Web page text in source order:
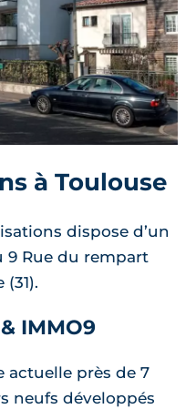
à Toulouse
dispose d’un
9 Rue du rempart
IMMO9
actuelle près de 7
neufs développés